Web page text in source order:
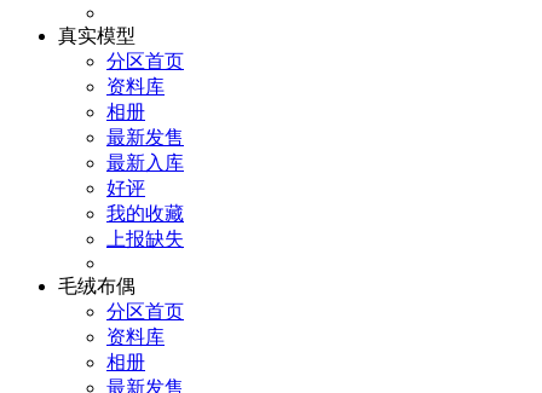
真实模型
分区首页
资料库
相册
最新发售
最新入库
好评
我的收藏
上报缺失
毛绒布偶
分区首页
资料库
相册
最新发售